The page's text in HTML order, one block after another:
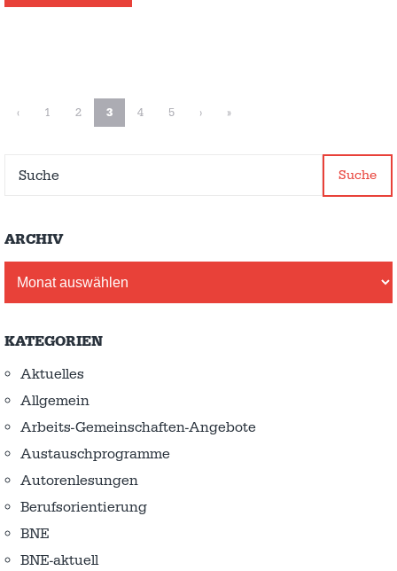
‹ 1 2 3 4 5 › »
Suche
ARCHIV
KATEGORIEN
Aktuelles
Allgemein
Arbeits-Gemeinschaften-Angebote
Austausch­programme
Autorenlesungen
Berufsorientierung
BNE
BNE-aktuell